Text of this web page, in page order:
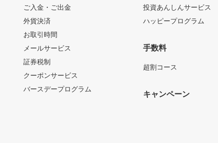
ご入金・ご出金
外貨決済
お取引時間
メールサービス
証券税制
クーポンサービス
バースデープログラム
投資あんしんサービス
ハッピープログラム
手数料
超割コース
キャンペーン